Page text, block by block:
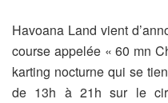
Havoana Land vient
course appelée « 60 mn
karting nocturne qui se
de 13h à 21h sur le